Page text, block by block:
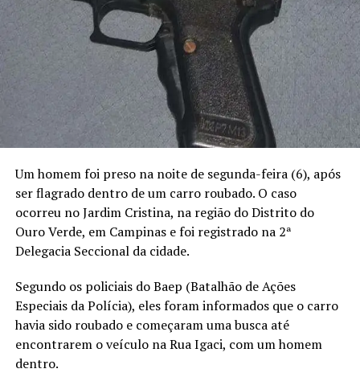
Um homem foi preso na noite de segunda-feira (6), após
ser flagrado dentro de um carro roubado. O caso
ocorreu no Jardim Cristina, na região do Distrito do
Ouro Verde, em Campinas e foi registrado na 2ª
Delegacia Seccional da cidade.
Segundo os policiais do Baep (Batalhão de Ações
Especiais da Polícia), eles foram informados que o carro
havia sido roubado e começaram uma busca até
encontrarem o veículo na Rua Igaci, com um homem
dentro.